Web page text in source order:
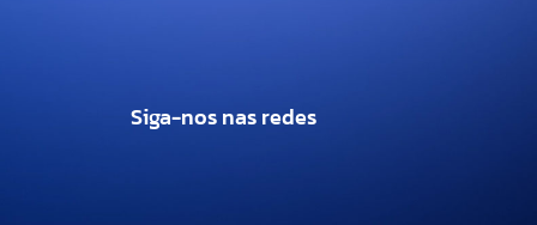
Siga-nos nas redes